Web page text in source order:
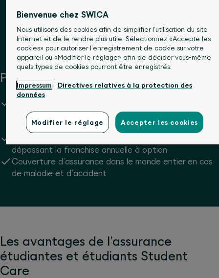
Points forts du produit
des prestations de l’assurance obligatoire des soins
en Suisse (LAMal).
dépassant la franchise annuelle à option
Couverture d’assurance dans le monde entier en cas
de maladie et d’accident
Les avantages de l’assurance
étudiantes et étudiants Student
Care
Bienvenue chez SWICA
Nous utilisons des cookies afin de simplifier l’utilisation du site
Internet et de le rendre plus utile. Sélectionnez «Accepte les
cookies» pour autoriser l’enregistrement de cookie sur votre
appareil ou «Modifier le réglage» afin de décider vous-même
quels types de cookies pourront être enregistrés.
Impressum
Directives relatives à la protection des
données
Modifier le réglage Accepter les cookies